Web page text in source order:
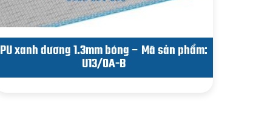
PU xanh dương 1.3mm bóng – Mã sản phẩm:
U13/0A-B